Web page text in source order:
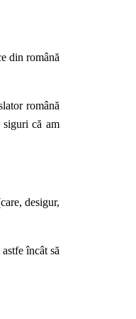
din română
română
că am
desigur,
încât să